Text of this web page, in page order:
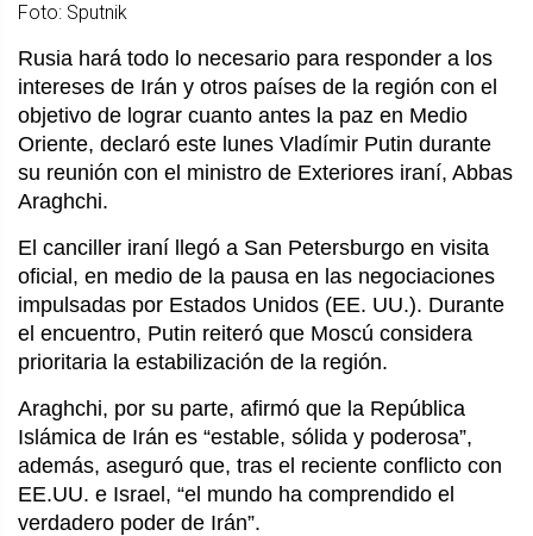
Foto: Sputnik
Rusia hará todo lo necesario para responder a los
intereses de Irán y otros países de la región con el
objetivo de lograr cuanto antes la paz en Medio
Oriente, declaró este lunes Vladímir Putin durante
su reunión con el ministro de Exteriores iraní, Abbas
Araghchi.
El canciller iraní llegó a San Petersburgo en visita
oficial, en medio de la pausa en las negociaciones
impulsadas por Estados Unidos (EE. UU.). Durante
el encuentro, Putin reiteró que Moscú considera
prioritaria la estabilización de la región.
Araghchi, por su parte, afirmó que la República
Islámica de Irán es “estable, sólida y poderosa”,
además, aseguró que, tras el reciente conflicto con
EE.UU. e Israel, “el mundo ha comprendido el
verdadero poder de Irán”.